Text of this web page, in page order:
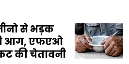
से भड़क
आग, एफएओ
की चेतावनी